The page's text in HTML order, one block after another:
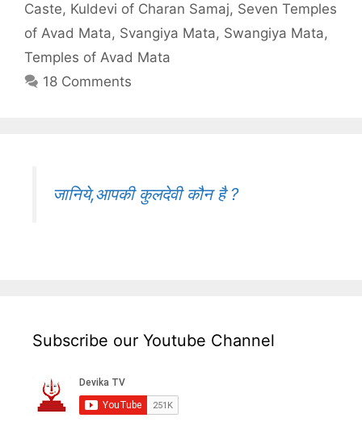
Caste, Kuldevi of Charan Samaj, Seven Temples
of Avad Mata, Svangiya Mata, Swangiya Mata,
Temples of Avad Mata
18 Comments
जानिये,आपकी कुलदेवी कौन है ?
Subscribe our Youtube Channel